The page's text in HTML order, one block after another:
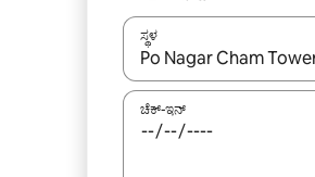
ಸ್ಥಳ
ಫಲಿತಾಂಶಗಳು
ಚೆಕ್-ಇನ್